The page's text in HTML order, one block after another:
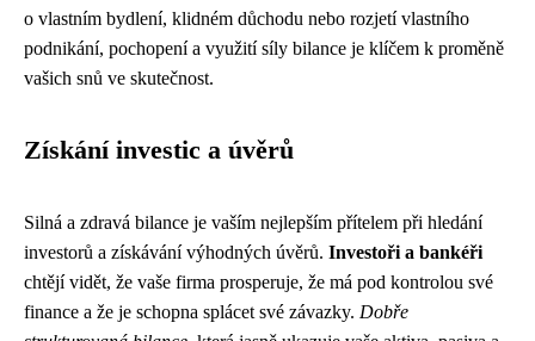
o vlastním bydlení, klidném důchodu nebo rozjetí vlastního
podnikání, pochopení a využití síly bilance je klíčem k proměně
vašich snů ve skutečnost.
Získání investic a úvěrů
Silná a zdravá bilance je vaším nejlepším přítelem při hledání
investorů a získávání výhodných úvěrů. Investoři a bankéři
chtějí vidět, že vaše firma prosperuje, že má pod kontrolou své
finance a že je schopna splácet své závazky. Dobře